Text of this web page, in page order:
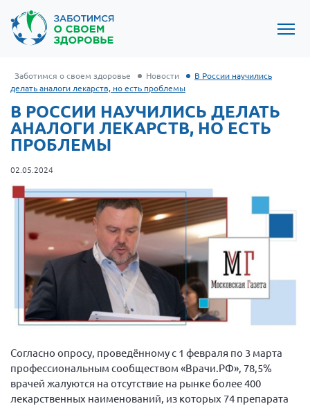
Заботимся о своем здоровье Новости
В России научились
делать аналоги лекарств, но есть проблемы
В РОССИИ НАУЧИЛИСЬ ДЕЛАТЬ
АНАЛОГИ ЛЕКАРСТВ, НО ЕСТЬ
ПРОБЛЕМЫ
02.05.2024
Согласно опросу, проведённому с 1 февраля по 3 марта
профессиональным сообществом «Врачи.РФ», 78,5%
врачей жалуются на отсутствие на рынке более 400
лекарственных наименований, из которых 74 препарата